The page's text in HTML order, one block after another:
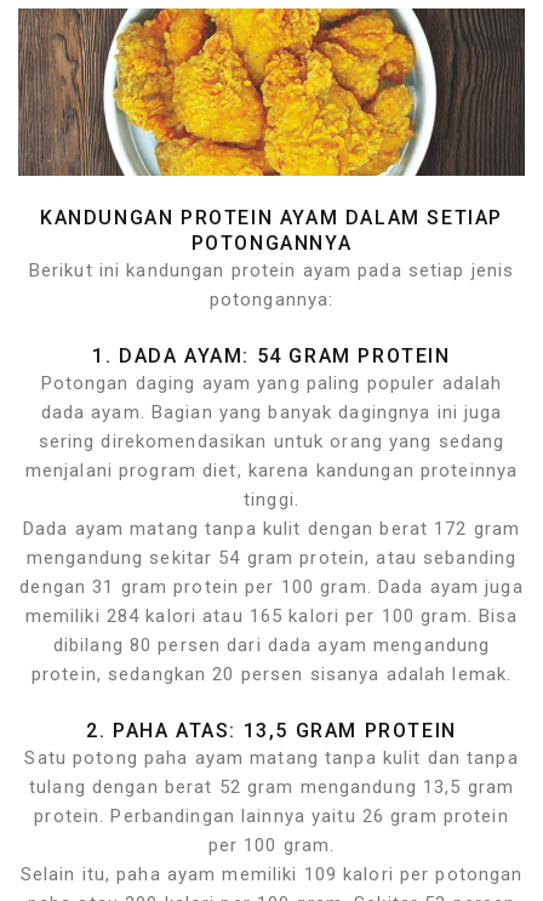
KANDUNGAN PROTEIN AYAM DALAM SETIAP
POTONGANNYA
Berikut ini kandungan protein ayam pada setiap jenis
potongannya:
1. DADA AYAM: 54 GRAM PROTEIN
Potongan daging ayam yang paling populer adalah
dada ayam. Bagian yang banyak dagingnya ini juga
sering direkomendasikan untuk orang yang sedang
menjalani program diet, karena kandungan proteinnya
tinggi.
Dada ayam matang tanpa kulit dengan berat 172 gram
mengandung sekitar 54 gram protein, atau sebanding
dengan 31 gram protein per 100 gram. Dada ayam juga
memiliki 284 kalori atau 165 kalori per 100 gram. Bisa
dibilang 80 persen dari dada ayam mengandung
protein, sedangkan 20 persen sisanya adalah lemak.
2. PAHA ATAS: 13,5 GRAM PROTEIN
Satu potong paha ayam matang tanpa kulit dan tanpa
tulang dengan berat 52 gram mengandung 13,5 gram
protein. Perbandingan lainnya yaitu 26 gram protein
per 100 gram.
Selain itu, paha ayam memiliki 109 kalori per potongan